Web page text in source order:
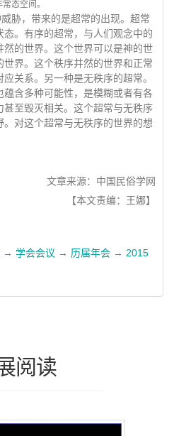
态空间。
胁，带来的是超常的出现。超常
。有序的超常，与人们观念中的
的世界。这个世界可以是神的世
界。这个秩序井然的世界和正常
关系。另一种是无秩序的超常。
含多种可能性，是模糊或者有各
至毁灭相关。这个超常与无秩序
对这个超常与无秩序的世界的想
文章来源：中国民俗学网
【本文责编：王娜】
→ 学会会议 → 历届年会 → 2015
阅读